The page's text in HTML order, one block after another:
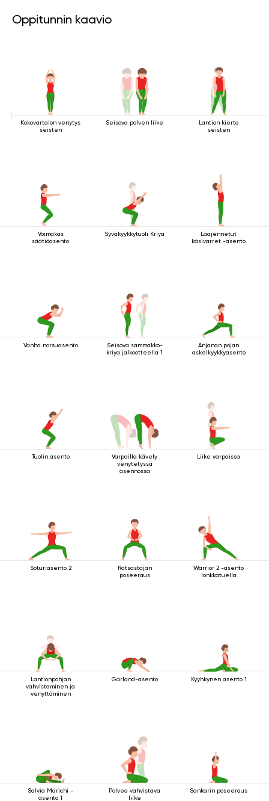
Oppitunnin kaavio
Kokovartalon venytys
seisten
Seisova polven liike
Lantion kierto
seisten
Voimakas
säätiöasento
Syväkyykkytuoli Kriya
Laajennetut
käsivarret -asento
Vanha norsuasento
Seisova sammakko-
kriya jalkootteella 1
Anjanan pojan
askelkyykkyasento
Tuolin asento
Varpailla kävely
venytetyssä
asennossa
Liike varpaissa
Soturiasento 2
Ratsastajan
poseeraus
Warrior 2 -asento
lonkkatuella
Lantionpohjan
vahvistaminen ja
venyttäminen
Garland-asento Kyyhkynen asento 1
Salvia Marichi -
asento 1
Polvea vahvistava
liike
Sankarin poseeraus